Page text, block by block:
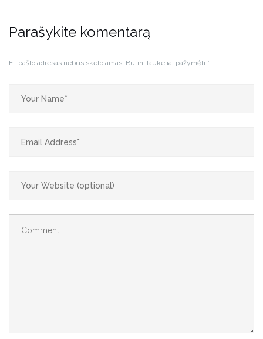
Parašykite komentarą
El. pašto adresas nebus skelbiamas. Būtini laukeliai pažymėti *